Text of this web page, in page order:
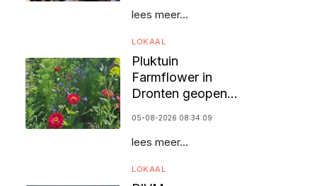
VINDT NIEUW BESTUURSLID NA ONZEKERE PERIODE
lees meer...
LOKAAL
Pluktuin
Farmflower in
Dronten geopend
05-08-2026 08:34:09
lees meer...
LOKAAL